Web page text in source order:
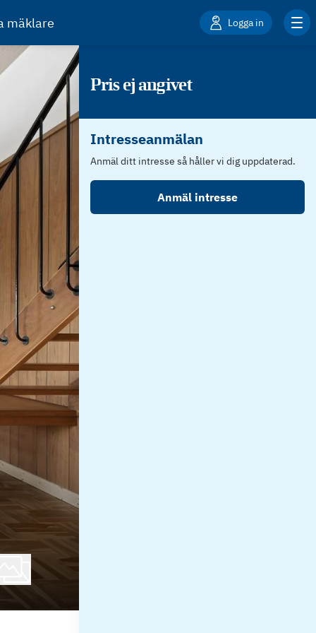
mäklare Logga in
Pris ej angivet
Intresseanmälan
Anmäl ditt intresse så håller vi dig uppdaterad.
Anmäl intresse